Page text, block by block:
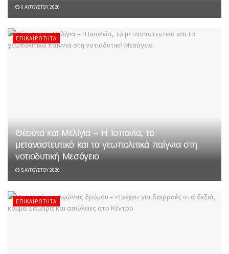
6 ΑΥΓΟΎΣΤΟΥ 2026
ΕΠΙΚΑΙΡΌΤΗΤΑ
Θέουτα και Μελίγια – Η Ισπανία, το
μεταναστευτικό και τα γεωπολιτικά παίγνια στη
νοτιοδυτική Μεσόγειο
5 ΑΥΓΟΎΣΤΟΥ 2026
ΕΠΙΚΑΙΡΌΤΗΤΑ